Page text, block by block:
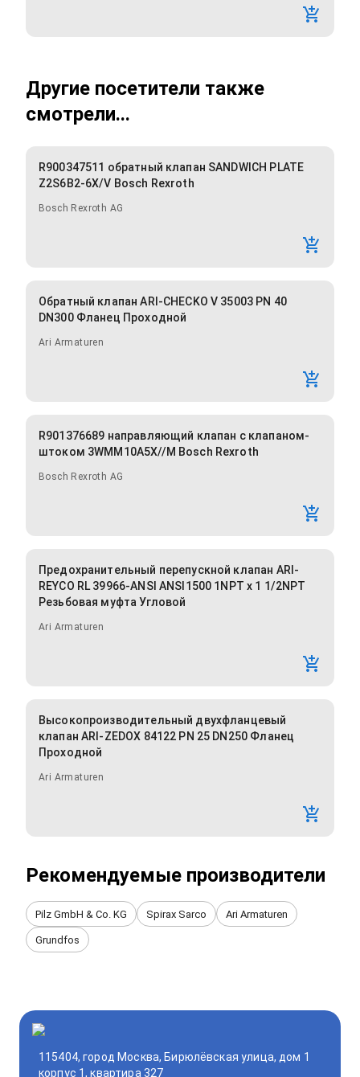
Другие посетители также
смотрели...
R900347511 обратный клапан SANDWICH PLATE
Z2S6B2-6X/V Bosch Rexroth
Bosch Rexroth AG
Обратный клапан ARI-CHECKO V 35003 PN 40
DN300 Фланец Проходной
Ari Armaturen
R901376689 направляющий клапан с клапаном-
штоком 3WMM10A5X//M Bosch Rexroth
Bosch Rexroth AG
Предохранительный перепускной клапан ARI-
REYCO RL 39966-ANSI ANSI1500 1NPT x 1 1/2NPT
Резьбовая муфта Угловой
Ari Armaturen
Высокопроизводительный двухфланцевый
клапан ARI-ZEDOX 84122 PN 25 DN250 Фланец
Проходной
Ari Armaturen
Рекомендуемые производители
Pilz GmbH & Co. KG Spirax Sarco Ari Armaturen
Grundfos
115404, город Москва, Бирюлёвская улица, дом 1
корпус 1, квартира 327